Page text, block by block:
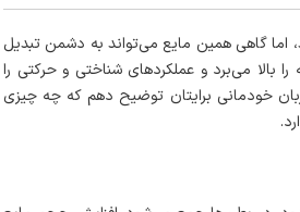
با راهکارهای موجود برای مدیریت
و تأثیرات آن بر زندگی افراد کمک
اما گاهی همین مایع می‌تواند به دشمن تبدیل
می‌برد و عملکردهای شناختی و حرکتی را
خودمانی برایتان توضیح دهم که چه چیزی